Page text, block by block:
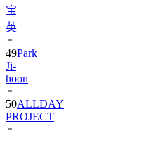
宝
英
49Park
Ji-
hoon
50ALLDAY
PROJECT